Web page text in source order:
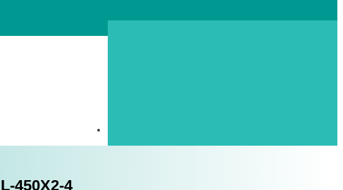
450X2-4